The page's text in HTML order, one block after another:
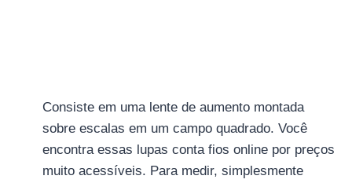
Consiste em uma lente de aumento montada
sobre escalas em um campo quadrado. Você
encontra essas lupas conta fios online por preços
muito acessíveis. Para medir, simplesmente